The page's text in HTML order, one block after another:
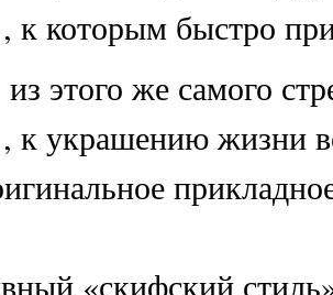
к которым быстро
этого же самого
к украшению жизни
«скифский